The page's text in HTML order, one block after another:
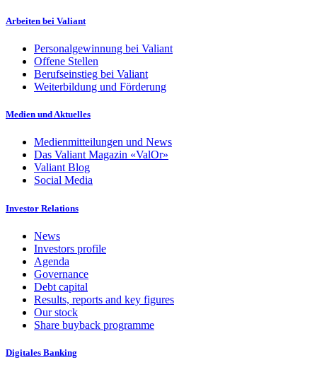
Arbeiten bei Valiant
Personalgewinnung bei Valiant
Offene Stellen
Berufseinstieg bei Valiant
Weiterbildung und Förderung
Medien und Aktuelles
Medienmitteilungen und News
Das Valiant Magazin «ValOr»
Valiant Blog
Social Media
Investor Relations
News
Investors profile
Agenda
Governance
Debt capital
Results, reports and key figures
Our stock
Share buyback programme
Digitales Banking